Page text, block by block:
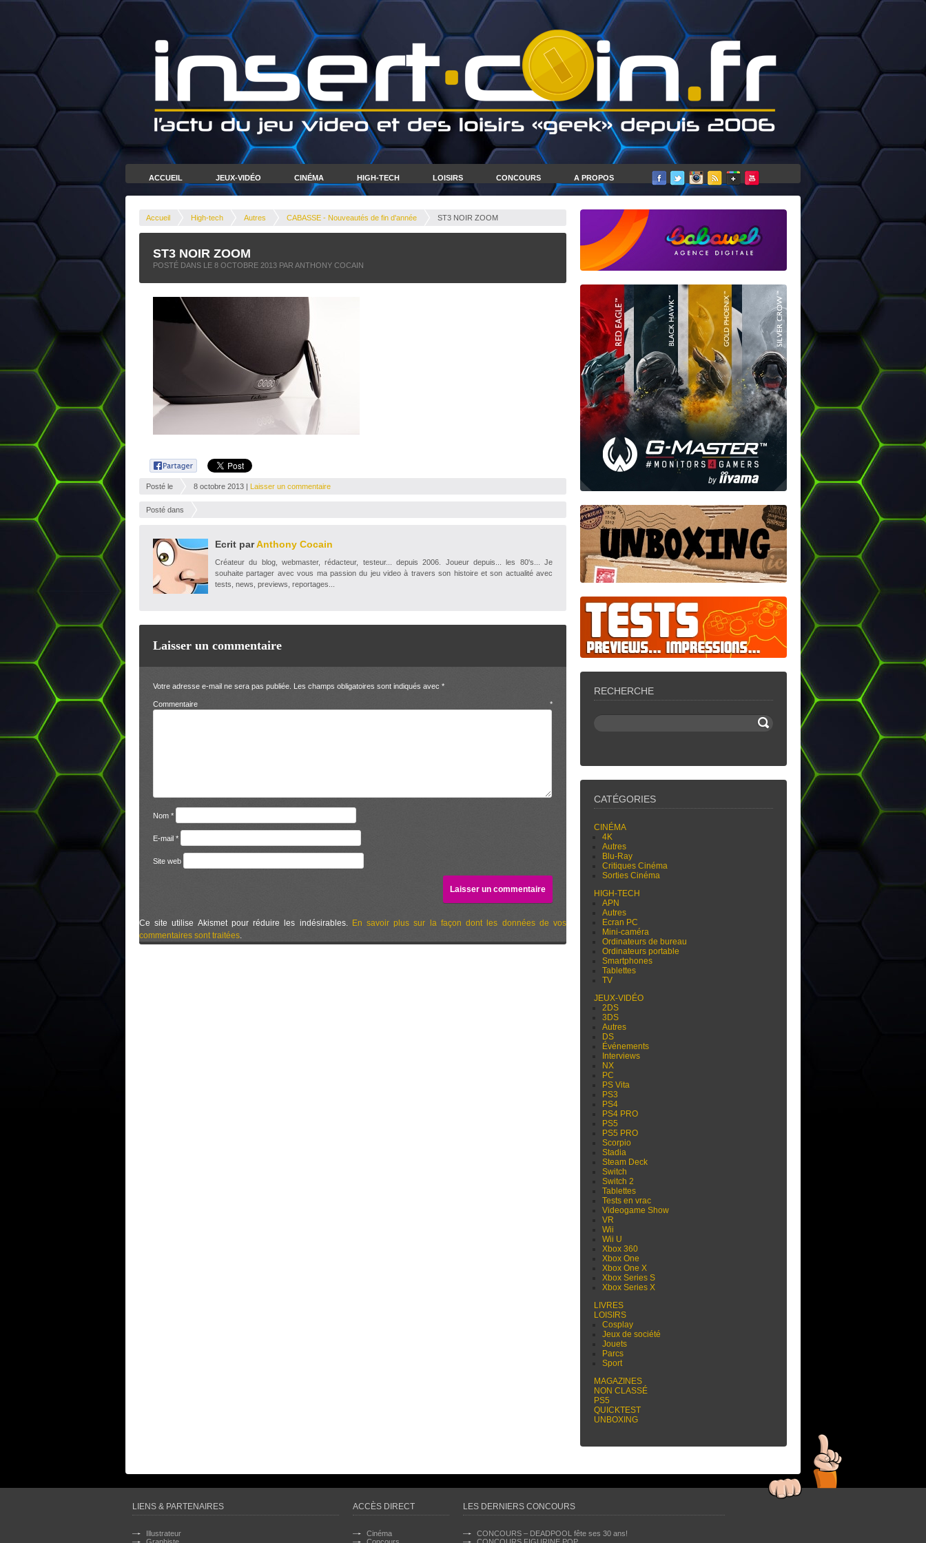
ACCUEIL JEUX-VIDÉO CINÉMA HIGH-TECH LOISIRS CONCOURS A PROPOS
Accueil High-tech Autres CABASSE - Nouveautés de fin d'année ST3 NOIR ZOOM
ST3 NOIR ZOOM
POSTÉ DANS LE 8 OCTOBRE 2013 PAR ANTHONY COCAIN
Posté le 8 octobre 2013 | Laisser un commentaire
Posté dans
Ecrit parAnthony Cocain
Créateur du blog, webmaster, rédacteur, testeur... depuis 2006. Joueur depuis... les 80's... Je
souhaite partager avec vous ma passion du jeu video à travers son histoire et son actualité avec
tests, news, previews, reportages...
Laisser un commentaire
Votre adresse e-mail ne sera pas publiée. Les champs obligatoires sont indiqués avec *
Commentaire *
Nom *
E-mail *
Site web
Ce site utilise Akismet pour réduire les indésirables. En savoir plus sur la façon dont les données de vos
commentaires sont traitées.
RECHERCHE
CATÉGORIES
CINÉMA
4K
Autres
Blu-Ray
Critiques Cinéma
Sorties Cinéma
HIGH-TECH
APN
Autres
Ecran PC
Mini-caméra
Ordinateurs de bureau
Ordinateurs portable
Smartphones
Tablettes
TV
JEUX-VIDÉO
2DS
3DS
Autres
DS
Événements
Interviews
NX
PC
PS Vita
PS3
PS4
PS4 PRO
PS5
PS5 PRO
Scorpio
Stadia
Steam Deck
Switch
Switch 2
Tablettes
Tests en vrac
Videogame Show
VR
Wii
Wii U
Xbox 360
Xbox One
Xbox One X
Xbox Series S
Xbox Series X
LIVRES
LOISIRS
Cosplay
Jeux de société
Jouets
Parcs
Sport
MAGAZINES
NON CLASSÉ
PS5
QUICKTEST
UNBOXING
LIENS & PARTENAIRES
Illustrateur
ACCÈS DIRECT
Cinéma
LES DERNIERS CONCOURS
CONCOURS – DEADPOOL fête ses 30 ans!